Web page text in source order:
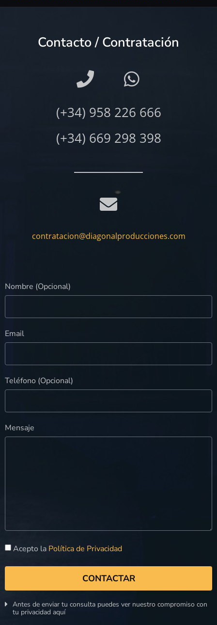
Contacto / Contratación
(+34) 958 226 666
(+34) 669 298 398
contratacion@diagonalproducciones.com
Nombre (Opcional)
Email
Teléfono (Opcional)
Mensaje
Acepto la Política de Privacidad
CONTACTAR
Antes de enviar tu consulta puedes ver nuestro compromiso con
tu privacidad aquí